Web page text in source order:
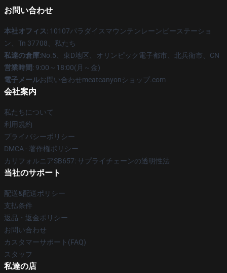
お問い合わせ
本社オフィス: 10107パラダイスマウンテンレーンビーステーショ
ン、Tn 37708、私たち
私達の倉庫:No.5、東D地区、オリンピック電子都市、北兵衛市、CN
営業時間: 9:00～18:00(月～金)
電子メールお問い合わせmeatcanyonショップ.com
会社案内
私たちについて
利用規約
プライバシーポリシー
DMCA - 著作権ポリシー
カリフォルニアSB657: サプライチェーンの透明性法
当社のサポート
配送&配送ポリシー
支払条件
返品・返金ポリシー
お問い合わせ
カスタマーサポート(FAQ)
スタッフ
私達の店